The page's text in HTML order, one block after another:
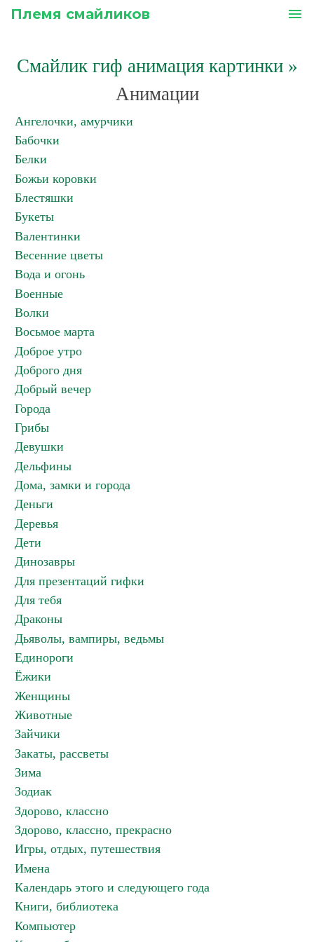
Племя смайликов menu
Смайлик гиф анимация картинки»
Анимации
Ангелочки, амурчики
Бабочки
Белки
Божьи коровки
Блестяшки
Букеты
Валентинки
Весенние цветы
Вода и огонь
Военные
Волки
Восьмое марта
Доброе утро
Доброго дня
Добрый вечер
Города
Грибы
Девушки
Дельфины
Дома, замки и города
Деньги
Деревья
Дети
Динозавры
Для презентаций гифки
Для тебя
Драконы
Дьяволы, вампиры, ведьмы
Единороги
Ёжики
Женщины
Животные
Зайчики
Закаты, рассветы
Зима
Зодиак
Здорово, классно
Здорово, классно, прекрасно
Игры, отдых, путешествия
Имена
Календарь этого и следующего года
Книги, библиотека
Компьютер